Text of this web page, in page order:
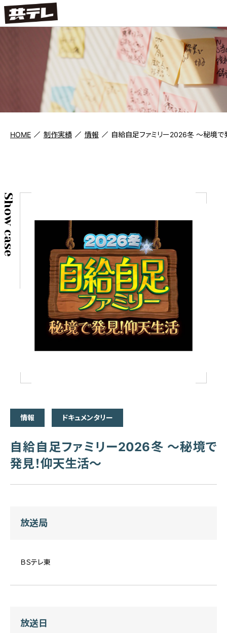
HOME 制作実績 情報 自給自足ファミリー2026冬 ～秘境で
Show case
情報 ドキュメンタリー
自給自足ファミリー2026冬 ～秘境で
発見！仰天生活～
放送局
ＢＳテレ東
放送日